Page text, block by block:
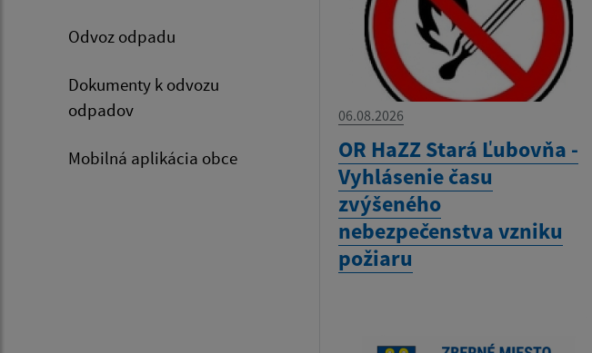
Odvoz odpadu
Dokumenty k odvozu
odpadov
Mobilná aplikácia obce
06.08.2026
OR HaZZ Stará Ľubovňa -
Vyhlásenie času
zvýšeného
nebezpečenstva vzniku
požiaru